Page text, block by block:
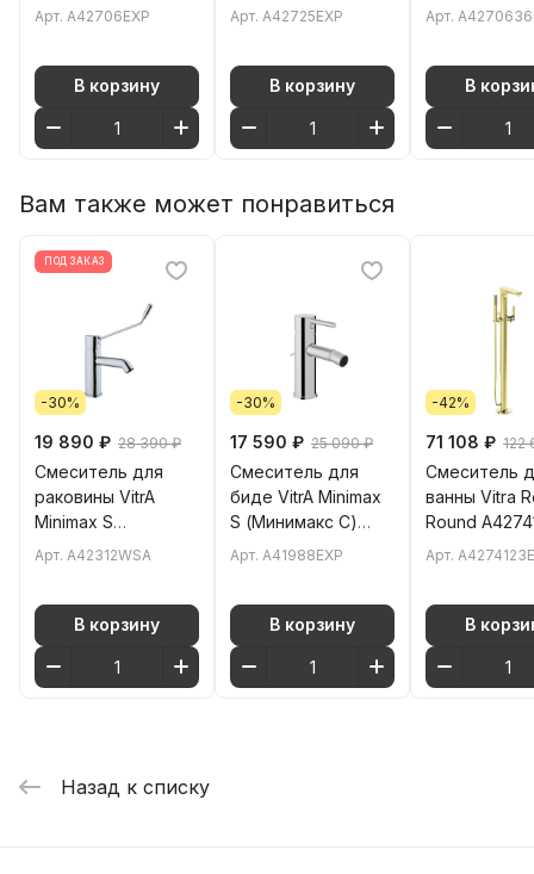
A42706EXP
Арт. A42706EXP
В корзину
Раунд) A42725EXP
хром латунь
Арт. A42725EXP
В корзину
латунь
Арт.
В
Вам также может понравиться
ПОД ЗАКАЗ
-30%
19 890 ₽ 28 390 ₽
Смеситель для
раковины VitrA
Minimax S
(Минимакс С)
хром латунь
Арт. A42312WSA
В корзину
-30%
17 590 ₽ 25 090 ₽
Смеситель для
биде VitrA Minimax
S (Минимакс С)
A41988EXP
Арт. A41988EXP
В корзину
-42%
71 108 ₽ 122
Смеситель
ванны Vitra
Round
Золото
Арт.
В
Назад к списку